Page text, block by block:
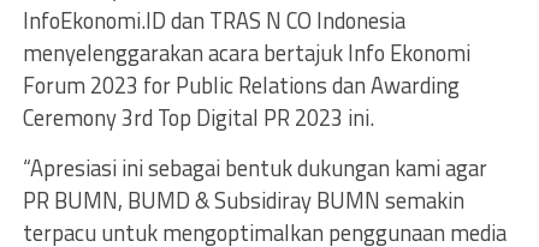
InfoEkonomi.ID dan TRAS N CO Indonesia
menyelenggarakan acara bertajuk Info Ekonomi
Forum 2023 for Public Relations dan Awarding
Ceremony 3rd Top Digital PR 2023 ini.
“Apresiasi ini sebagai bentuk dukungan kami agar
PR BUMN, BUMD & Subsidiray BUMN semakin
terpacu untuk mengoptimalkan penggunaan media